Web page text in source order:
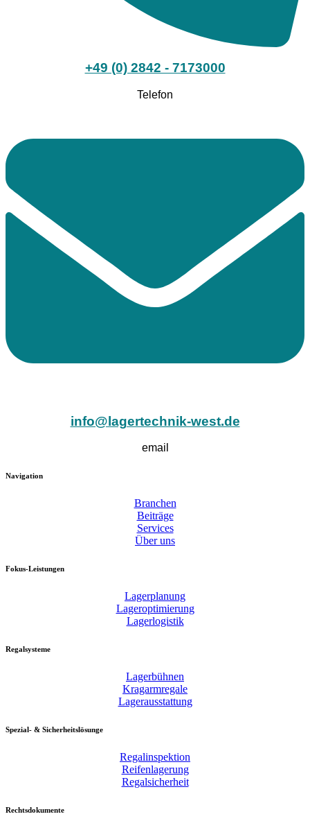
+49 (0) 2842 - 7173000
Telefon
info@lagertechnik-west.de
email
Navigation
Branchen
Beiträge
Services
Über uns
Fokus-Leistungen
Lagerplanung
Lageroptimierung
Lagerlogistik
Regalsysteme
Lagerbühnen
Kragarmregale
Lagerausstattung
Spezial- & Sicherheitslösunge
Regalinspektion
Reifenlagerung
Regalsicherheit
Rechtsdokumente